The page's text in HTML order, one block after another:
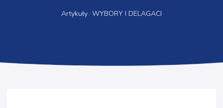
Artykuły WYBORY I DELAGACI